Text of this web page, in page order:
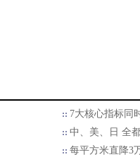
7大核心指标同
中、美、日 全
每平方米直降3